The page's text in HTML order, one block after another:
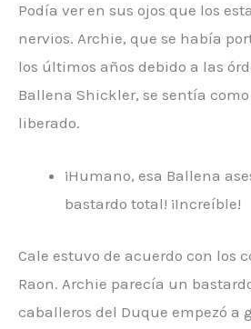
Podía ver en sus ojos que los
nervios. Archie, que se había
los últimos años debido a las
Ballena Shickler, se sentía
liberado.
¡Humano, esa Ballena
bastardo total! ¡Increíble!
Cale estuvo de acuerdo con los
Raon. Archie parecía un
caballeros del Duque empezó a